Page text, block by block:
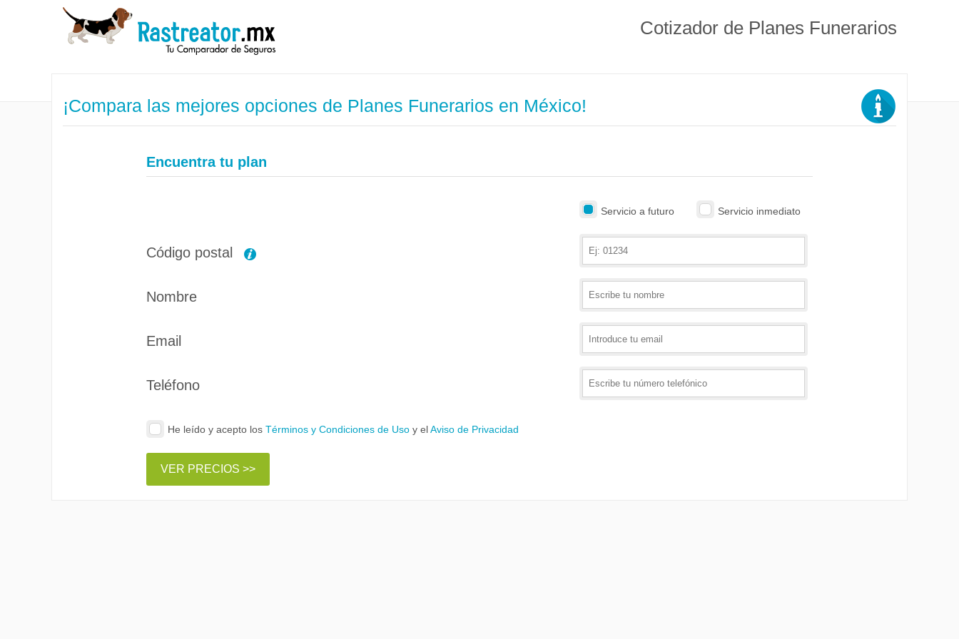
Cotizador de Planes Funerarios
¡Compara las mejores opciones de Planes Funerarios en México!
Encuentra tu plan
Servicio a futuro Servicio inmediato
Código postal
Nombre
Email
Teléfono
He leído y acepto los Términos y Condiciones de Usoy elAviso de Privacidad
VER PRECIOS >>